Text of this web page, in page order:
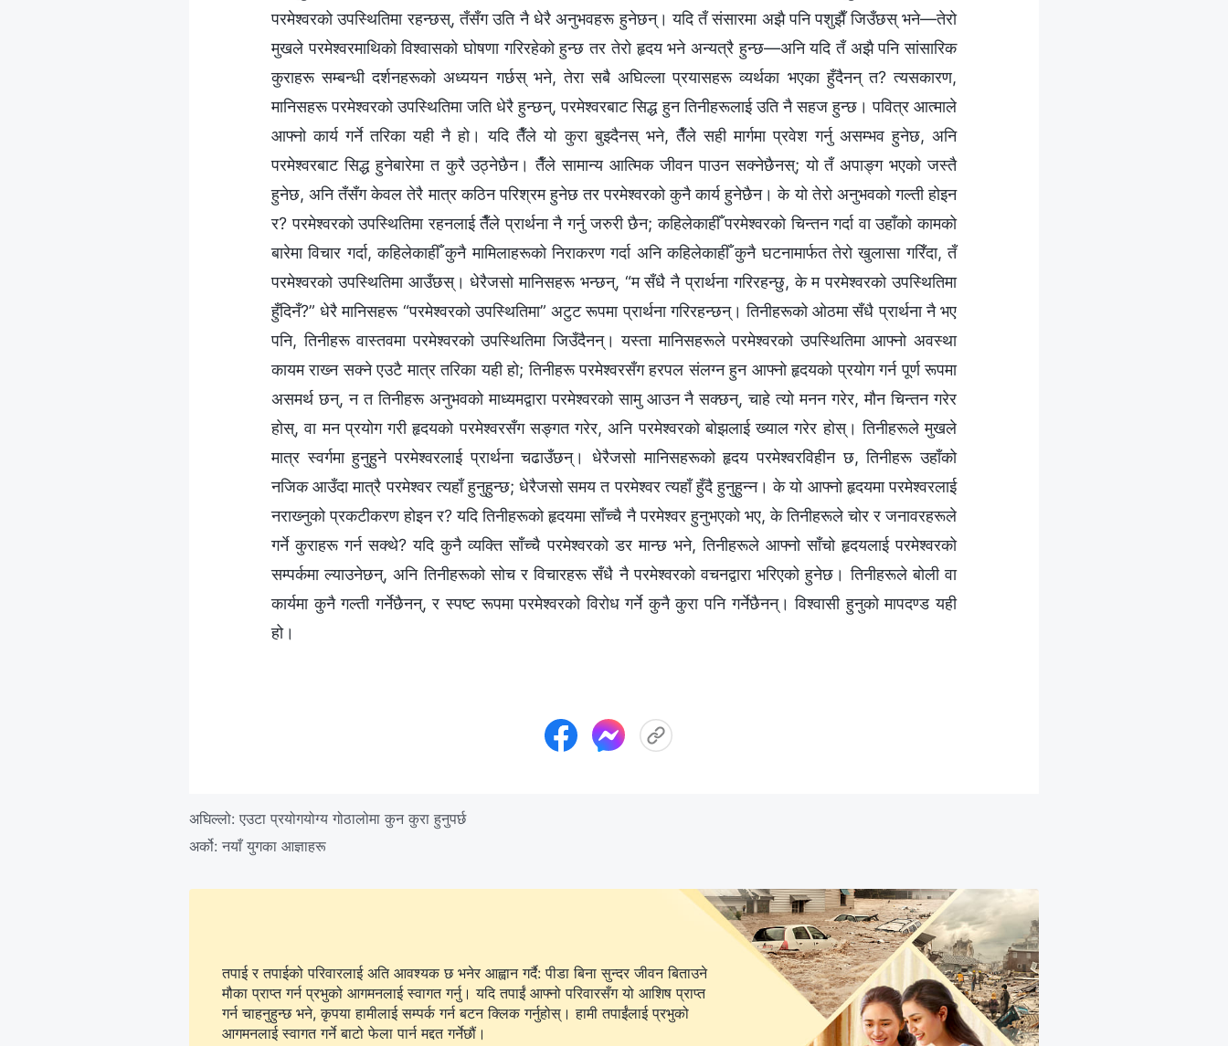
परमेश्‍वरको उपस्थितिमा रहन्छस्, तँसँग उति नै धेरै अनुभवहरू हुनेछन्। यदि तँ संसारमा अझै पनि पशुझैँ जिउँछस् भने—तेरो
मुखले परमेश्‍वरमाथिको विश्‍वासको घोषणा गरिरहेको हुन्छ तर तेरो हृदय भने अन्यत्रै हुन्छ—अनि यदि तँ अझै पनि सांसारिक
कुराहरू सम्‍बन्धी दर्शनहरूको अध्ययन गर्छस् भने, तेरा सबै अघिल्‍ला प्रयासहरू व्यर्थका भएका हुँदैनन् त? त्यसकारण,
मानिसहरू परमेश्‍वरको उपस्थितिमा जति धेरै हुन्छन्, परमेश्‍वरबाट सिद्ध हुन तिनीहरूलाई उति नै सहज हुन्छ। पवित्र आत्माले
आफ्‍नो कार्य गर्ने तरिका यही नै हो। यदि तैँले यो कुरा बुझ्‍दैनस् भने, तैँले सही मार्गमा प्रवेश गर्नु असम्भव हुनेछ, अनि
परमेश्‍वरबाट सिद्ध हुनेबारेमा त कुरै उठ्नेछैन। तैँले सामान्य आत्मिक जीवन पाउन सक्‍नेछैनस्; यो तँ अपाङ्ग भएको जस्तै
हुनेछ, अनि तँसँग केवल तेरै मात्र कठिन परिश्रम हुनेछ तर परमेश्‍वरको कुनै कार्य हुनेछैन। के यो तेरो अनुभवको गल्‍ती होइन
र? परमेश्‍वरको उपस्थितिमा रहनलाई तैँले प्रार्थना नै गर्नु जरुरी छैन; कहिलेकाहीँ परमेश्‍वरको चिन्तन गर्दा वा उहाँको कामको
बारेमा विचार गर्दा, कहिलेकाहीँ कुनै मामिलाहरूको निराकरण गर्दा अनि कहिलेकाहीँ कुनै घटनामार्फत तेरो खुलासा गरिँदा, तँ
परमेश्‍वरको उपस्थितिमा आउँछस्। धेरैजसो मानिसहरू भन्छन्, “म सँधै नै प्रार्थना गरिरहन्छु, के म परमेश्‍वरको उपस्थितिमा
हुँदिनँ?” धेरै मानिसहरू “परमेश्‍वरको उपस्थितिमा” अटुट रूपमा प्रार्थना गरिरहन्छन्। तिनीहरूको ओठमा सँधै प्रार्थना नै भए
पनि, तिनीहरू वास्तवमा परमेश्‍वरको उपस्थितिमा जिउँदैनन्। यस्ता मानिसहरूले परमेश्‍वरको उपस्थितिमा आफ्नो अवस्था
कायम राख्‍न सक्‍ने एउटै मात्र तरिका यही हो; तिनीहरू परमेश्‍वरसँग हरपल संलग्‍न हुन आफ्‍नो हृदयको प्रयोग गर्न पूर्ण रूपमा
असमर्थ छन्, न त तिनीहरू अनुभवको माध्यमद्वारा परमेश्‍वरको सामु आउन नै सक्छन्, चाहे त्यो मनन गरेर, मौन चिन्तन गरेर
होस्, वा मन प्रयोग गरी हृदयको परमेश्वरसँग सङ्गत गरेर, अनि परमेश्‍वरको बोझलाई ख्याल गरेर होस्। तिनीहरूले मुखले
मात्र स्वर्गमा हुनुहुने परमेश्‍वरलाई प्रार्थना चढाउँछन्। धेरैजसो मानिसहरूको हृदय परमेश्‍वरविहीन छ, तिनीहरू उहाँको
नजिक आउँदा मात्रै परमेश्‍वर त्यहाँ हुनुहुन्छ; धेरैजसो समय त परमेश्‍वर त्यहाँ हुँदै हुनुहुन्‍न। के यो आफ्नो हृदयमा परमेश्‍वरलाई
नराख्‍नुको प्रकटीकरण होइन र? यदि तिनीहरूको हृदयमा साँच्‍चै नै परमेश्‍वर हुनुभएको भए, के तिनीहरूले चोर र जनावरहरूले
गर्ने कुराहरू गर्न सक्थे? यदि कुनै व्यक्ति साँच्चै परमेश्‍वरको डर मान्छ भने, तिनीहरूले आफ्नो साँचो हृदयलाई परमेश्‍वरको
सम्पर्कमा ल्याउनेछन्, अनि तिनीहरूको सोच र विचारहरू सँधै नै परमेश्‍वरको वचनद्वारा भरिएको हुनेछ। तिनीहरूले बोली वा
कार्यमा कुनै गल्ती गर्नेछैनन्, र स्पष्ट रूपमा परमेश्‍वरको विरोध गर्ने कुनै कुरा पनि गर्नेछैनन्। विश्‍वासी हुनुको मापदण्ड यही
हो।
अघिल्लो: एउटा प्रयोगयोग्य गोठालोमा कुन कुरा हुनुपर्छ
अर्को: नयाँ युगका आज्ञाहरू
तपाई र तपाईको परिवारलाई अति आवश्यक छ भनेर आह्वान गर्दै: पीडा बिना सुन्दर जीवन बिताउने
मौका प्राप्त गर्न प्रभुको आगमनलाई स्वागत गर्नु। यदि तपाईं आफ्नो परिवारसँग यो आशिष प्राप्त
गर्न चाहनुहुन्छ भने, कृपया हामीलाई सम्पर्क गर्न बटन क्लिक गर्नुहोस्। हामी तपाईंलाई प्रभुको
आगमनलाई स्वागत गर्ने बाटो फेला पार्न मद्दत गर्नेछौं।